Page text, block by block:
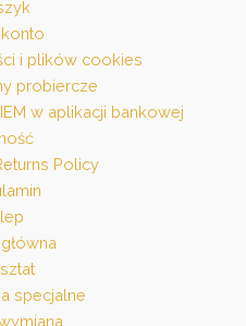
i plików cookies
probiercze
w aplikacji bankowej
Policy
specjalne